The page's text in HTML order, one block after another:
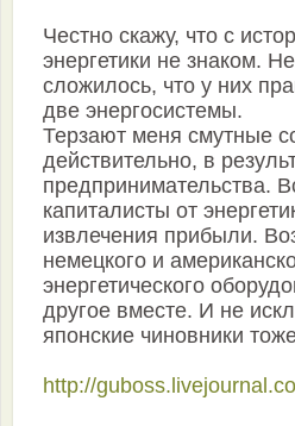
Честно скажу, что с
энергетики не знаком.
сложилось, что у них
две энергосистемы.
Терзают меня смутные
действительно, в
предпринимательства.
капиталисты от
извлечения прибыли.
немецкого и
энергетического
другое вместе. И не
японские чиновники
http://